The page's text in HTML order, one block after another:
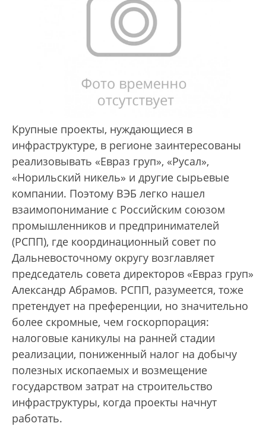
Крупные проекты, нуждающиеся в
инфраструктуре, в регионе заинтересованы
реализовывать «Евраз груп», «Русал»,
«Норильский никель» и другие сырьевые
компании. Поэтому ВЭБ легко нашел
взаимопонимание с Российским союзом
промышленников и предпринимателей
(РСПП), где координационный совет по
Дальневосточному округу возглавляет
председатель совета директоров «Евраз груп»
Александр Абрамов. РСПП, разумеется, тоже
претендует на преференции, но значительно
более скромные, чем госкорпорация:
налоговые каникулы на ранней стадии
реализации, пониженный налог на добычу
полезных ископаемых и возмещение
государством затрат на строительство
инфраструктуры, когда проекты начнут
работать.